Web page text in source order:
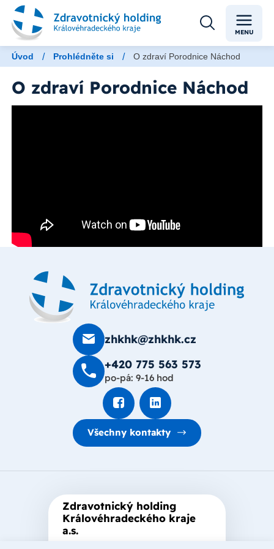
MENU
Úvod / Prohlédněte si / O zdraví Porodnice Náchod
O zdraví Porodnice Náchod
zhkhk@zhkhk.cz
+420 775 563 573
po-pá: 9-16 hod
Všechny kontakty
Zdravotnický holding
Královéhradeckého kraje
a.s.